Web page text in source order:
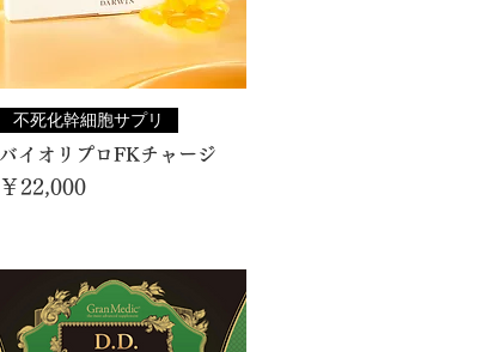
不死化幹細胞サプリ
バイオリプロFKチャージ
価格
￥22,000